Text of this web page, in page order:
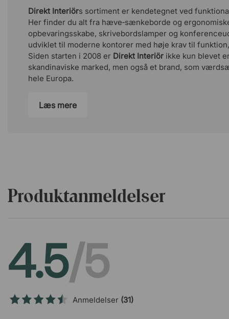
Direkt Interiörs sortiment er kendetegnet ved
Her finder du alt fra hæve‑sænkeborde og
opbevaringsskabe, skrivebordslamper og
udviklet til moderne kontorer med høje krav til
Siden starten i 2008 er Direkt Interiör ikke kun blevet
skandinaviske marked, men også et brand, som
hele Europa.
Læs mere
Produktanmeldelser
4.5/5
Anmeldelser (31)